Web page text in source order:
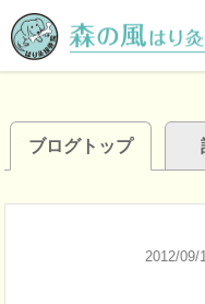
ブログトップ
2012/09/